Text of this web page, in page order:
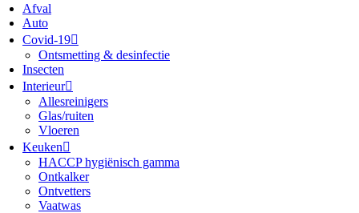
Afval
Auto
Covid-19
Ontsmetting & desinfectie
Insecten
Interieur
Allesreinigers
Glas/ruiten
Vloeren
Keuken
HACCP hygiënisch gamma
Ontkalker
Ontvetters
Vaatwas